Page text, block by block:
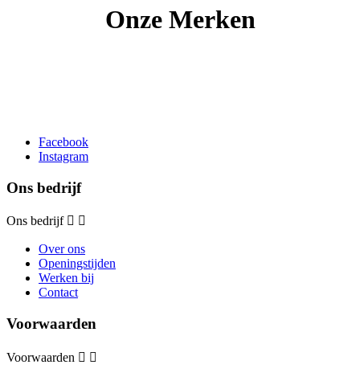
Onze Merken
Facebook
Instagram
Ons bedrijf
Ons bedrijf  
Over ons
Openingstijden
Werken bij
Contact
Voorwaarden
Voorwaarden  